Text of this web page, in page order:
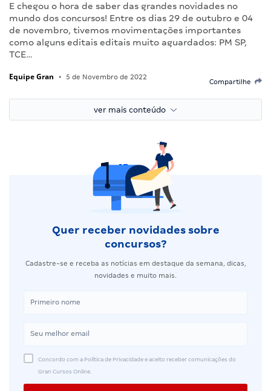
E chegou o hora de saber das grandes novidades no
mundo dos concursos! Entre os dias 29 de outubro e 04
de novembro, tivemos movimentações importantes
como alguns editais editais muito aguardados: PM SP,
TCE…
Equipe Gran • 5 de Novembro de 2022
Compartilhe
ver mais conteúdo
Quer receber novidades sobre
concursos?
Cadastre-se e receba as notícias em destaque da semana, dicas,
novidades e muito mais.
Concordo com a Política de Privacidade e aceito receber comunicações do
Gran Cursos Online.